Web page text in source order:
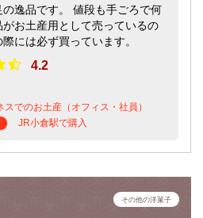
の逸品です。 値段も手ごろで何
がお土産用として売っているの
には必ず買っています。
4.2
スでのお土産（オフィス・社員）
JR小倉駅で購入
その他の洋菓子